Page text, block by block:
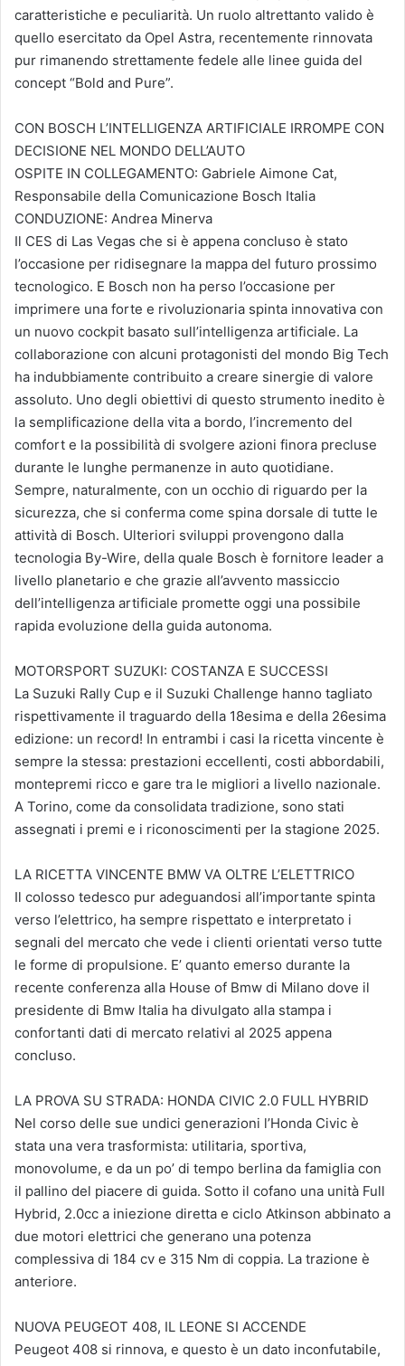
caratteristiche e peculiarità. Un ruolo altrettanto valido è
quello esercitato da Opel Astra, recentemente rinnovata
pur rimanendo strettamente fedele alle linee guida del
concept “Bold and Pure”.
CON BOSCH L’INTELLIGENZA ARTIFICIALE IRROMPE CON
DECISIONE NEL MONDO DELL’AUTO
OSPITE IN COLLEGAMENTO: Gabriele Aimone Cat,
Responsabile della Comunicazione Bosch Italia
CONDUZIONE: Andrea Minerva
Il CES di Las Vegas che si è appena concluso è stato
l’occasione per ridisegnare la mappa del futuro prossimo
tecnologico. E Bosch non ha perso l’occasione per
imprimere una forte e rivoluzionaria spinta innovativa con
un nuovo cockpit basato sull’intelligenza artificiale. La
collaborazione con alcuni protagonisti del mondo Big Tech
ha indubbiamente contribuito a creare sinergie di valore
assoluto. Uno degli obiettivi di questo strumento inedito è
la semplificazione della vita a bordo, l’incremento del
comfort e la possibilità di svolgere azioni finora precluse
durante le lunghe permanenze in auto quotidiane.
Sempre, naturalmente, con un occhio di riguardo per la
sicurezza, che si conferma come spina dorsale di tutte le
attività di Bosch. Ulteriori sviluppi provengono dalla
tecnologia By-Wire, della quale Bosch è fornitore leader a
livello planetario e che grazie all’avvento massiccio
dell’intelligenza artificiale promette oggi una possibile
rapida evoluzione della guida autonoma.
MOTORSPORT SUZUKI: COSTANZA E SUCCESSI
La Suzuki Rally Cup e il Suzuki Challenge hanno tagliato
rispettivamente il traguardo della 18esima e della 26esima
edizione: un record! In entrambi i casi la ricetta vincente è
sempre la stessa: prestazioni eccellenti, costi abbordabili,
montepremi ricco e gare tra le migliori a livello nazionale.
A Torino, come da consolidata tradizione, sono stati
assegnati i premi e i riconoscimenti per la stagione 2025.
LA RICETTA VINCENTE BMW VA OLTRE L’ELETTRICO
Il colosso tedesco pur adeguandosi all’importante spinta
verso l’elettrico, ha sempre rispettato e interpretato i
segnali del mercato che vede i clienti orientati verso tutte
le forme di propulsione. E’ quanto emerso durante la
recente conferenza alla House of Bmw di Milano dove il
presidente di Bmw Italia ha divulgato alla stampa i
confortanti dati di mercato relativi al 2025 appena
concluso.
LA PROVA SU STRADA: HONDA CIVIC 2.0 FULL HYBRID
Nel corso delle sue undici generazioni l’Honda Civic è
stata una vera trasformista: utilitaria, sportiva,
monovolume, e da un po’ di tempo berlina da famiglia con
il pallino del piacere di guida. Sotto il cofano una unità Full
Hybrid, 2.0cc a iniezione diretta e ciclo Atkinson abbinato a
due motori elettrici che generano una potenza
complessiva di 184 cv e 315 Nm di coppia. La trazione è
anteriore.
NUOVA PEUGEOT 408, IL LEONE SI ACCENDE
Peugeot 408 si rinnova, e questo è un dato inconfutabile,